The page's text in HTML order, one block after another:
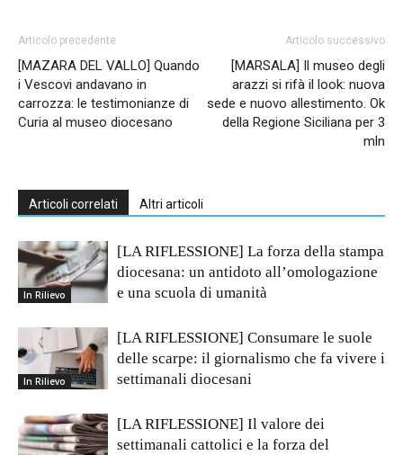
Articolo precedente
[MAZARA DEL VALLO] Quando
i Vescovi andavano in
carrozza: le testimonianze di
Curia al museo diocesano
Articolo successivo
[MARSALA] Il museo degli
arazzi si rifà il look: nuova
sede e nuovo allestimento. Ok
della Regione Siciliana per 3
mln
Articoli correlati Altri articoli
In Rilievo
[LA RIFLESSIONE] La forza della stampa
diocesana: un antidoto all’omologazione
e una scuola di umanità
In Rilievo
[LA RIFLESSIONE] Consumare le suole
delle scarpe: il giornalismo che fa vivere i
settimanali diocesani
[LA RIFLESSIONE] Il valore dei
settimanali cattolici e la forza del